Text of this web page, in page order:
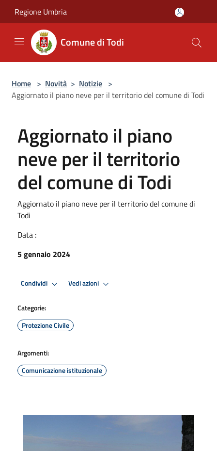
Regione Umbria
Comune di Todi
Home > Novità > Notizie >
Aggiornato il piano neve per il territorio del comune di Todi
Aggiornato il piano
neve per il territorio
del comune di Todi
Aggiornato il piano neve per il territorio del comune di
Todi
Data :
5 gennaio 2024
Condividi Vedi azioni
Categorie:
Protezione Civile
Argomenti:
Comunicazione istituzionale